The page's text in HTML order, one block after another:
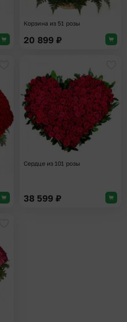
Корзина из 51 розы
20 899 ₽
Добавить в избранное
Сердце из 101 розы
38 599 ₽